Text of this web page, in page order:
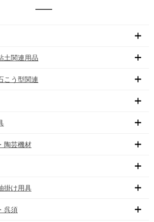
土関連用品
こう型関連
陶芸機材
掛け用具
呉須